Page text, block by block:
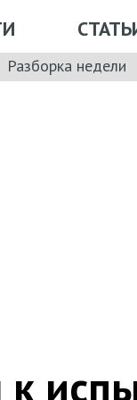
Разборка недели